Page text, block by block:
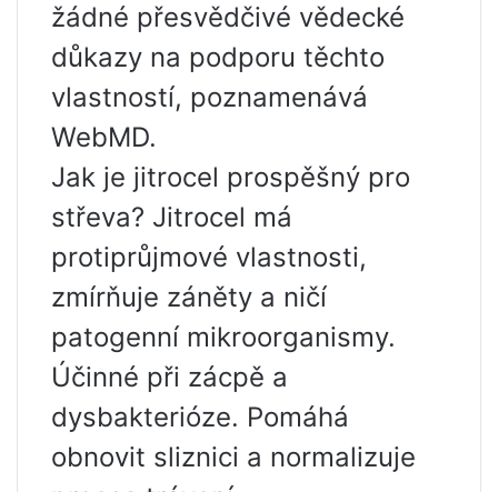
žádné přesvědčivé vědecké
důkazy na podporu těchto
vlastností, poznamenává
WebMD.
Jak je jitrocel prospěšný pro
střeva? Jitrocel má
protiprůjmové vlastnosti,
zmírňuje záněty a ničí
patogenní mikroorganismy.
Účinné při zácpě a
dysbakterióze. Pomáhá
obnovit sliznici a normalizuje